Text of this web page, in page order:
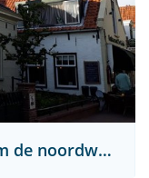
waddencentrum- zeeaquarium de noordwester